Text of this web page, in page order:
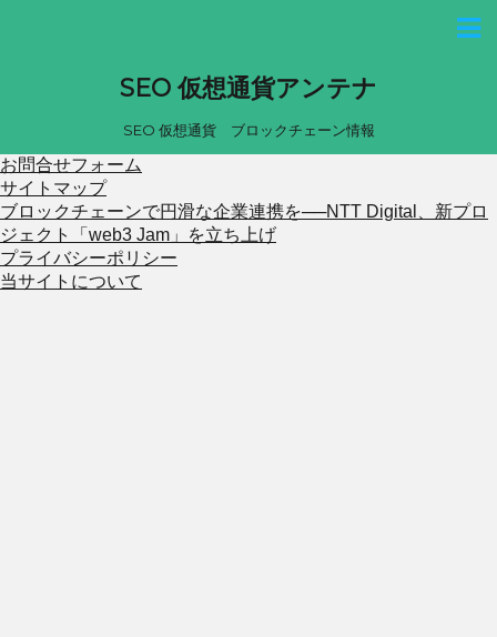
SEO 仮想通貨アンテナ
SEO 仮想通貨 ブロックチェーン情報
お問合せフォーム
サイトマップ
ブロックチェーンで円滑な企業連携を──NTT Digital、新プロ
ジェクト「web3 Jam」を立ち上げ
プライバシーポリシー
当サイトについて